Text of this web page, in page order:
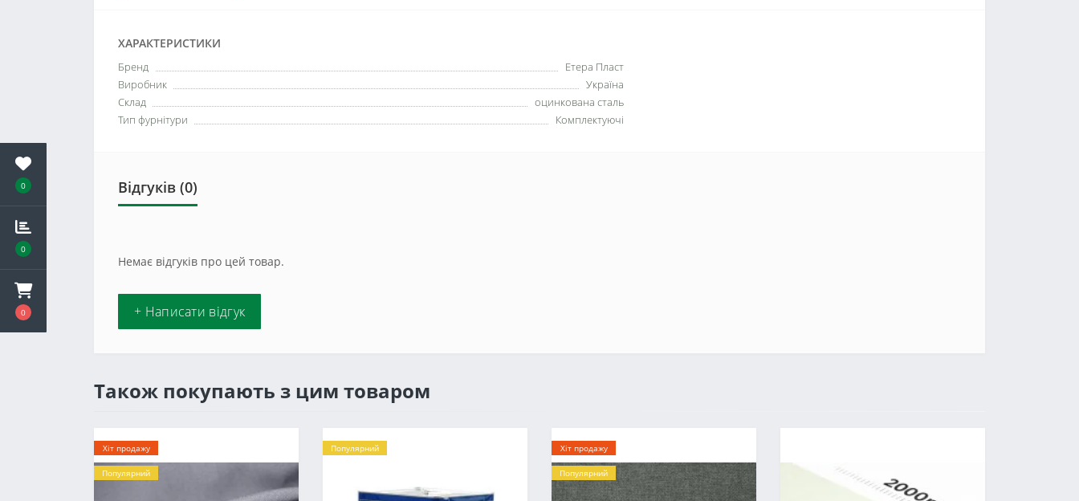
0
0
0
ХАРАКТЕРИСТИКИ
Бренд
Етера Пласт
Виробник
Україна
Склад
оцинкована сталь
Тип фурнітури
Комплектуючі
Відгуків (0)
Немає відгуків про цей товар.
+ Написати відгук
Також покупають з цим товаром
Хіт продажу
Популярний
Популярний Хіт продажу
Популярний